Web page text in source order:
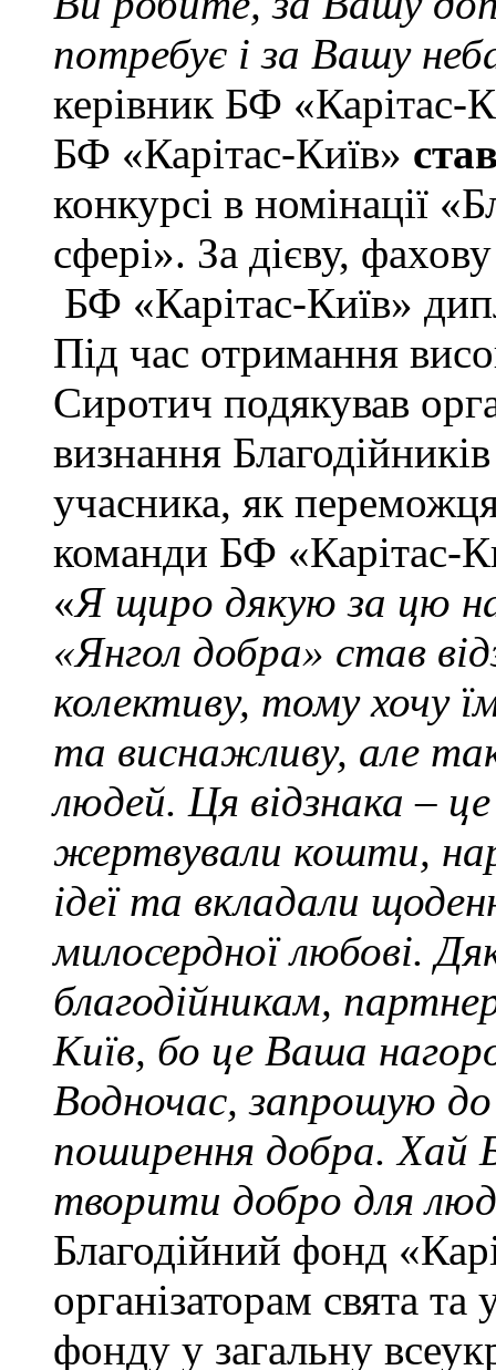
потребує і за Вашу
керівник БФ
БФ «Карітас-Київ»
конкурсі в номінації
сфері». За дієву,
БФ «Карітас-Київ»
Під час отримання
Сиротич подякував
визнання
учасника, як
команди БФ «Карітас-
«Я щиро дякую за цю
«Янгол добра» став
колективу, тому хочу
та виснажливу, але
людей. Ця відзнака –
жертвували кошти,
ідеї та вкладали
милосердної любові.
благодійникам,
Київ, бо це Ваша
Водночас, запрошую до
поширення добра. Хай
творити добро для
Благодійний фонд
організаторам свята
фонду у загальну